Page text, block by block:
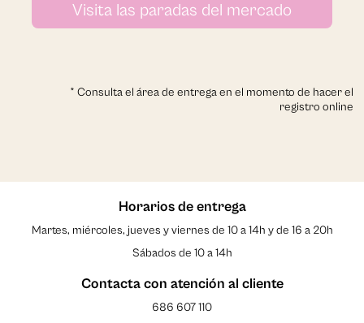
Visita las paradas del mercado
* Consulta el área de entrega en el momento de hacer el
registro online
Horarios de entrega
Martes, miércoles, jueves y viernes de 10 a 14h y de 16 a 20h
Sábados de 10 a 14h
Contacta con atención al cliente
686 607 110